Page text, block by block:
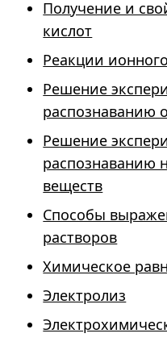
Получение и
кислот
Реакции
Решение
распознаванию
Решение
распознаванию
веществ
Способы
растворов
Химическое
Электролиз